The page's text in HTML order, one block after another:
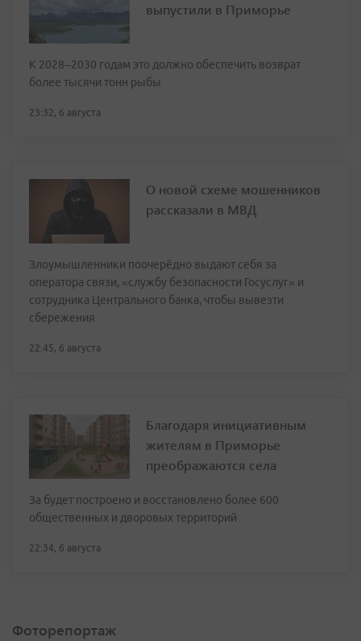
выпустили в Приморье
К 2028–2030 годам это должно обеспечить возврат
более тысячи тонн рыбы
23:32, 6 августа
О новой схеме мошенников
рассказали в МВД
Злоумышленники поочерёдно выдают себя за
оператора связи, «службу безопасности Госуслуг» и
сотрудника Центрального банка, чтобы вывезти
сбережения
22:45, 6 августа
Благодаря инициативным
жителям в Приморье
преображаются села
За будет построено и восстановлено более 600
общественных и дворовых территорий
22:34, 6 августа
Фоторепортаж